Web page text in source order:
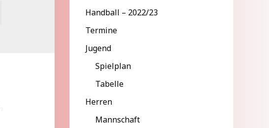
Handball – 2022/23
Termine
Jugend
Spielplan
Tabelle
Herren
Mannschaft